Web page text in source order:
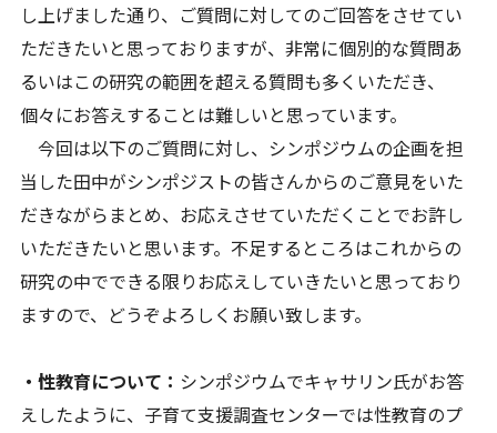
し上げました通り、ご質問に対してのご回答をさせてい
ただきたいと思っておりますが、非常に個別的な質問あ
るいはこの研究の範囲を超える質問も多くいただき、
個々にお答えすることは難しいと思っています。
今回は以下のご質問に対し、シンポジウムの企画を担
当した田中がシンポジストの皆さんからのご意見をいた
だきながらまとめ、お応えさせていただくことでお許し
いただきたいと思います。不足するところはこれからの
研究の中でできる限りお応えしていきたいと思っており
ますので、どうぞよろしくお願い致します。
・性教育について： シンポジウムでキャサリン氏がお答
えしたように、子育て支援調査センターでは性教育のプ